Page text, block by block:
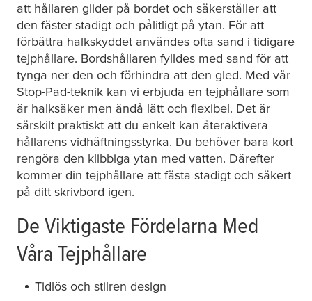
att hållaren glider på bordet och säkerställer att
den fäster stadigt och pålitligt på ytan. För att
förbättra halkskyddet användes ofta sand i tidigare
tejphållare. Bordshållaren fylldes med sand för att
tynga ner den och förhindra att den gled. Med vår
Stop-Pad-teknik kan vi erbjuda en tejphållare som
är halksäker men ändå lätt och flexibel. Det är
särskilt praktiskt att du enkelt kan återaktivera
hållarens vidhäftningsstyrka. Du behöver bara kort
rengöra den klibbiga ytan med vatten. Därefter
kommer din tejphållare att fästa stadigt och säkert
på ditt skrivbord igen.
De Viktigaste Fördelarna Med
Våra Tejphållare
Tidlös och stilren design